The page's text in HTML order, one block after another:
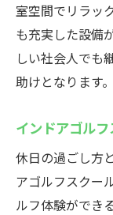
室空間でリラッ
も充実した設備
しい社会人でも
助けとなります。
インドアゴル
休日の過ごし方
アゴルフスクー
ルフ体験ができ